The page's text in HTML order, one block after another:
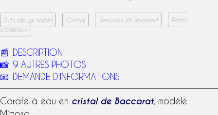
:
Arts de la table
Cristal Services et réassort
Petits
cadeaux
📰 DESCRIPTION
📸 9 AUTRES PHOTOS
📧 DEMANDE D'INFORMATIONS
Carafe à eau en cristal de Baccarat, modèle